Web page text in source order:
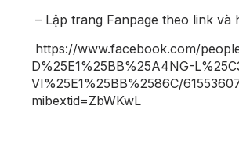
– Lập trang Fanpage theo link và
https://www.facebook.com/
D%25E1%25BB%25A4NG-
VI%25E1%25BB%2586C/
mibextid=ZbWKwL